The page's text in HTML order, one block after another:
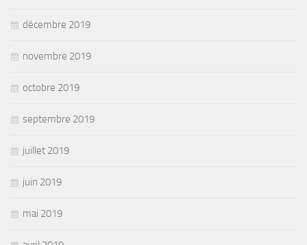
décembre 2019
novembre 2019
octobre 2019
septembre 2019
juillet 2019
juin 2019
mai 2019